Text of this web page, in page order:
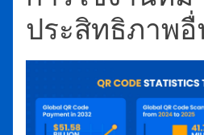
ประสิทธิภาพอื่